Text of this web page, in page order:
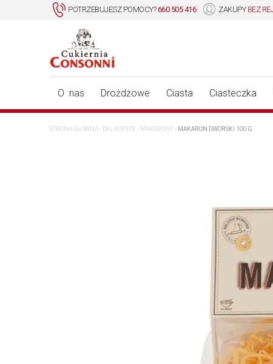
POTRZEBUJESZ POMOCY?660 505 416 ZAKUPY BEZ
O nas Drożdżowe Ciasta Ciasteczka
STRONA GŁÓWNA › DELIKATESY › MAKARONY › MAKARON DWORSKI 100 G